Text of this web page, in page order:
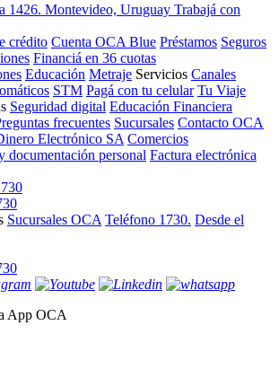
1426. Montevideo, Uruguay Trabajá con
crédito Cuenta OCA Blue Préstamos Seguros
Financiá en 36 cuotas
Educación Metraje Servicios Canales
STM Pagá con tu celular Tu Viaje
Seguridad digital Educación Financiera
frecuentes Sucursales Contacto OCA
Electrónico SA Comercios
documentación personal Factura electrónica
Sucursales OCA Teléfono 1730. Desde el
App OCA